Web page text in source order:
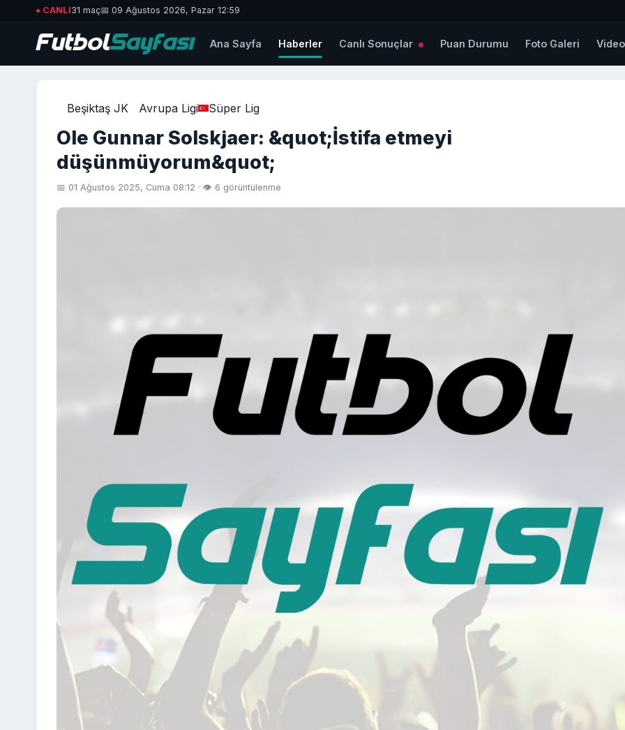
● CANLI31 maç📅 09 Ağustos 2026, Pazar 12:59
Ana Sayfa Haberler Canlı Sonuçlar Puan Durumu Foto Galeri Video
Beşiktaş JK Avrupa Ligi Süper Lig
Ole Gunnar Solskjaer: &quot;İstifa etmeyi
düşünmüyorum&quot;
📅 01 Ağustos 2025, Cuma 08:12 · 👁 6 görüntülenme